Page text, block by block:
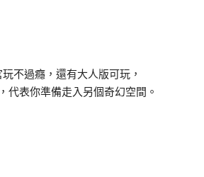
不過癮，還有大人版可玩，
代表你準備走入另個奇幻空間。